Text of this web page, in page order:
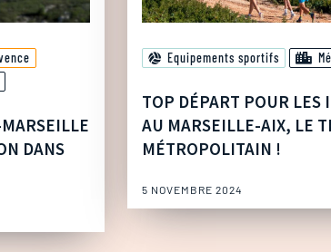
DANS
Equipements sportifs
TOP DÉPART POUR LES
AU MARSEILLE-AIX, LE
MÉTROPOLITAIN !
5 NOVEMBRE 2024